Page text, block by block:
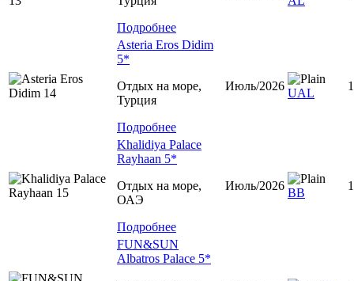
Подробнее
Asteria Eros Didim
5*
Отдых на море,
Турция
Подробнее
Июль/2026
UAL
1
Khalidiya Palace
Rayhaan 5*
Отдых на море,
ОАЭ
Подробнее
Июль/2026
ВВ
1
FUN&SUN
Albatros Palace 5*